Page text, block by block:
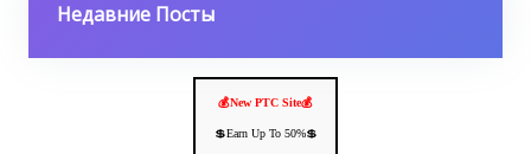
Недавние Посты
💰New PTC Site💰
💲Earn Up To 50%💲